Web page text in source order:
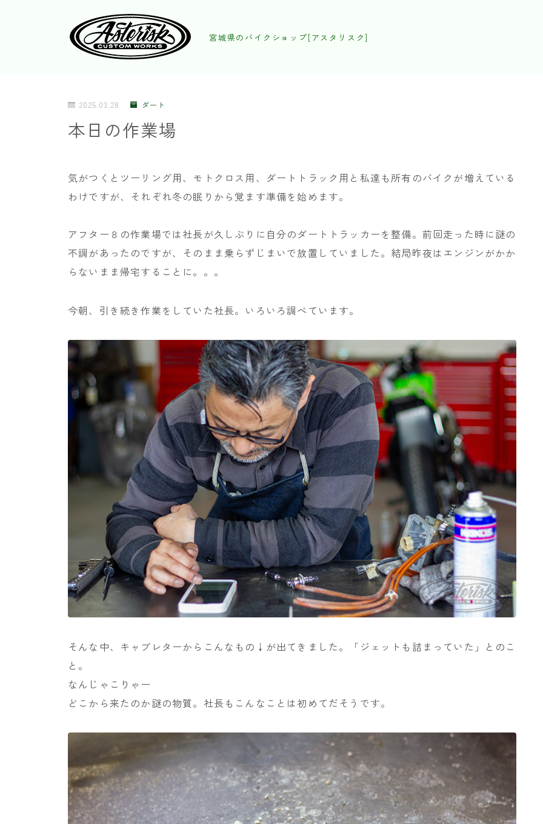
宮城県のバイクショップ[アスタリスク]
2025.03.28 ダート
本日の作業場
気がつくとツーリング用、モトクロス用、ダートトラック用と私達も所有のバイクが増えている
わけですが、それぞれ冬の眠りから覚ます準備を始めます。
アフター８の作業場では社長が久しぶりに自分のダートトラッカーを整備。前回走った時に謎の
不調があったのですが、そのまま乗らずじまいで放置していました。結局昨夜はエンジンがかか
らないまま帰宅することに。。。
今朝、引き続き作業をしていた社長。いろいろ調べています。
そんな中、キャブレターからこんなもの↓が出てきました。「ジェットも詰まっていた」とのこ
と。
なんじゃこりゃー
どこから来たのか謎の物質。社長もこんなことは初めてだそうです。